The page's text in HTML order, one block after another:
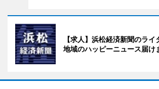
【求人】浜松経済新聞のライ
地域のハッピーニュース届け